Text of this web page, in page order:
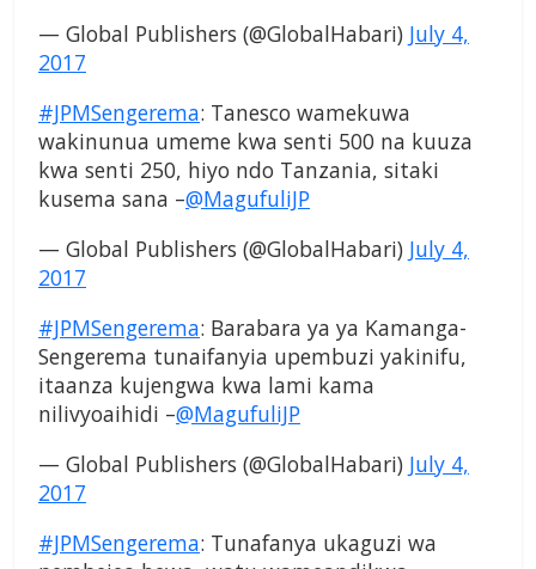
— Global Publishers (@GlobalHabari) July 4,
2017
#JPMSengerema: Tanesco wamekuwa
wakinunua umeme kwa senti 500 na kuuza
kwa senti 250, hiyo ndo Tanzania, sitaki
kusema sana –@MagufuliJP
— Global Publishers (@GlobalHabari) July 4,
2017
#JPMSengerema: Barabara ya ya Kamanga-
Sengerema tunaifanyia upembuzi yakinifu,
itaanza kujengwa kwa lami kama
nilivyoaihidi –@MagufuliJP
— Global Publishers (@GlobalHabari) July 4,
2017
#JPMSengerema: Tunafanya ukaguzi wa